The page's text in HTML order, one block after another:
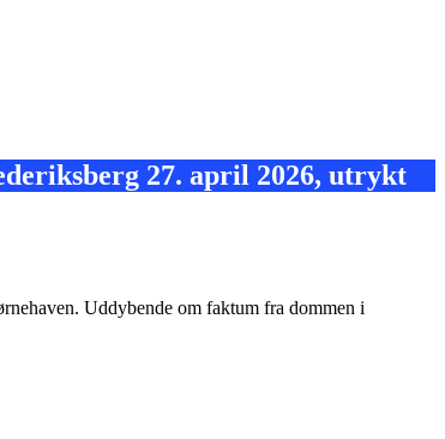
27. april 2026, utrykt
Uddybende om faktum fra dommen i